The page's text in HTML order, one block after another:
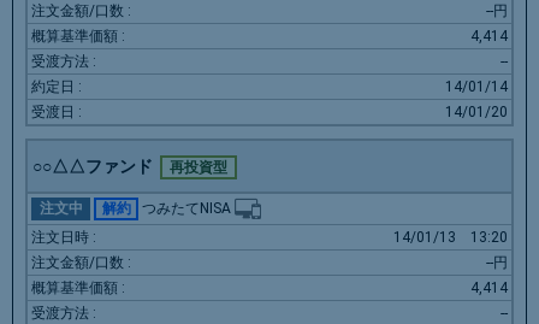
--円
4,414
--
14/01/14
14/01/20
○○△△ファンド 再投資型
注文中 解約
つみたてNISA
14/01/13
13:20
--円
4,414
--